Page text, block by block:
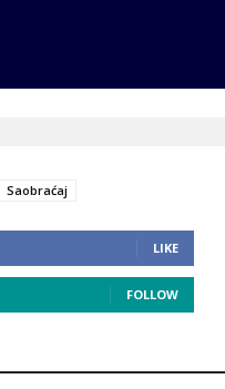
Saobraćaj
LIKE
FOLLOW